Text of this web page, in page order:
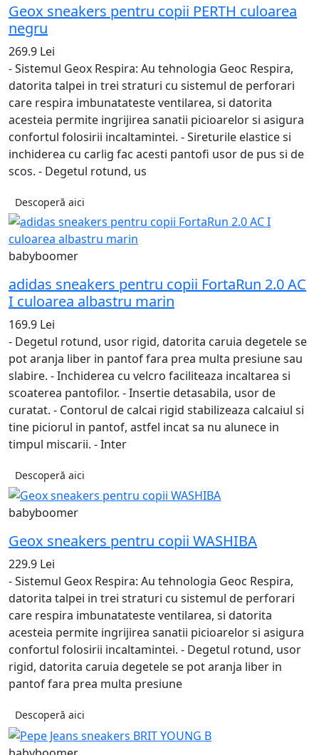
Geox sneakers pentru copii PERTH culoarea
negru
269.9 Lei
- Sistemul Geox Respira: Au tehnologia Geoc Respira,
datorita talpei in trei straturi cu sistemul de perforari
care respira imbunatateste ventilarea, si datorita
acesteia permite ingrijirea sanatii picioarelor si asigura
confortul folosirii incaltamintei. - Sireturile elastice si
inchiderea cu carlig fac acesti pantofi usor de pus si de
scos. - Degetul rotund, us
Descoperă aici
babyboomer
adidas sneakers pentru copii FortaRun 2.0 AC
I culoarea albastru marin
169.9 Lei
- Degetul rotund, usor rigid, datorita caruia degetele se
pot aranja liber in pantof fara prea multa presiune sau
slabire. - Inchiderea cu velcro faciliteaza incaltarea si
scoaterea pantofilor. - Insertie detasabila, usor de
curatat. - Contorul de calcai rigid stabilizeaza calcaiul si
tine piciorul in pantof, astfel incat sa nu alunece in
timpul miscarii. - Inter
Descoperă aici
babyboomer
Geox sneakers pentru copii WASHIBA
229.9 Lei
- Sistemul Geox Respira: Au tehnologia Geoc Respira,
datorita talpei in trei straturi cu sistemul de perforari
care respira imbunatateste ventilarea, si datorita
acesteia permite ingrijirea sanatii picioarelor si asigura
confortul folosirii incaltamintei. - Degetul rotund, usor
rigid, datorita caruia degetele se pot aranja liber in
pantof fara prea multa presiune
Descoperă aici